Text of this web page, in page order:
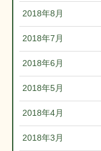
2018年8月
2018年7月
2018年6月
2018年5月
2018年4月
2018年3月